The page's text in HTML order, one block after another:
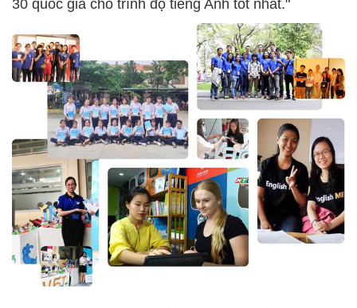
30 quốc gia cho trình độ tiếng Anh tốt nhất."